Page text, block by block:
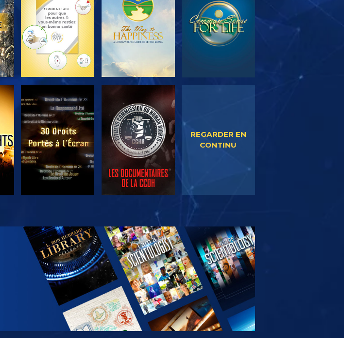
SÉRIES
SÉRIES
REGARDER REGARDER
REGARDER
DÉCOUVRIR LES
SÉRIES
REGARDER EN
CONTINU